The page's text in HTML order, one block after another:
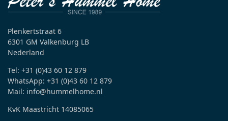
Plenkertstraat 6
6301 GM Valkenburg LB
Nederland
Tel: +31 (0)43 60 12 879
WhatsApp: +31 (0)43 60 12 879
Mail: info@hummelhome.nl
KvK Maastricht 14085065